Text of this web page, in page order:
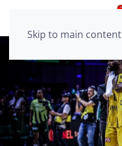
Skip to main content